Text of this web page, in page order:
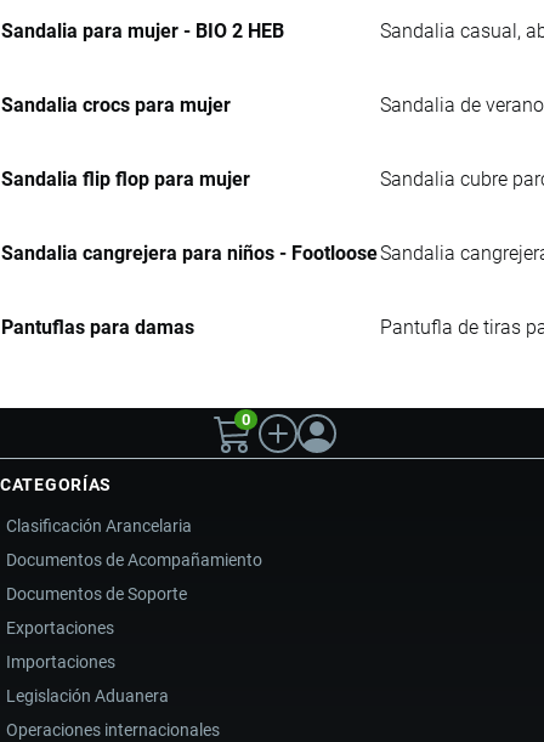
Sandalia para mujer - BIO 2 HEB Sandalia casual,
Sandalia crocs para mujer Sandalia de
Sandalia flip flop para mujer Sandalia cubre
Sandalia cangrejera para niños - FootlooseSandalia
Pantuflas para damas Pantufla de tiras
0
CATEGORÍAS
Clasificación Arancelaria
Documentos de Acompañamiento
Documentos de Soporte
Exportaciones
Importaciones
Legislación Aduanera
Operaciones internacionales